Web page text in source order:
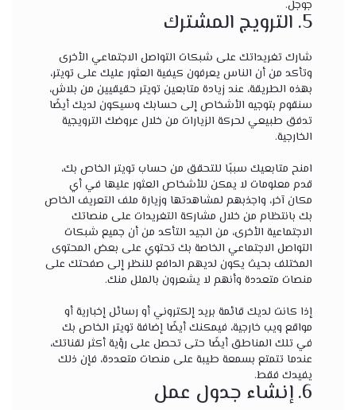
جوجل.
5. الترويج المشترك
شارك تغريداتك على شبكات التواصل الاجتماعي الأخرى
وتأكد من أن الناس يعرفون كيفية العثور عليك على تويتر،
بهذه الطريقة، عند زيادة متابعين تويتر حقيقيين من بلاش،
سنقوم بتوجيه الأشخاص إلى حسابك وسيكون لديك أيضًا
تدفق طبيعي لحركة الزيارات من خلال عروضك الترويجية
الخارجية.
امنح متابعيك سببًا للتحقق من حساب تويتر الخاص بك،
قدم معلومات لا يمكن للأشخاص العثور عليها في أي
مكان آخر، واجذبهم لمشاهدتها وزيارة ملف التعريف الخاص
بك بانتظام من خلال مشاركة التغريدات على منصاتك
الاجتماعية الأخرى، من الجيد التأكد من أن جميع شبكات
التواصل الاجتماعي الخاصة بك تحتوي على بعض المحتوى
المختلف بحيث يكون لديهم الدافع للنظر إلى صفحتك على
منصات متعددة وأنهم لا يشعرون بالملل منك.
إذا كانت لديك قائمة بريد إلكتروني أو رسائل إخبارية أو
مواقع ويب خارجية، فيمكنك أيضًا إضافة تويتر الخاص بك
في تلك المناطق أيضًا حتى تحصل على رؤية أكثر لقناتك،
عندما تتمتع بسمعة طيبة على منصات متعددة، فإن ذلك
يفيدك فقط.
6. إنشاء جدول عمل